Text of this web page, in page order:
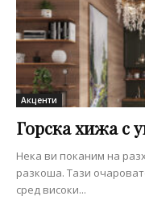
Акценти
Горска хижа с
Нека ви поканим на
разкоша. Тази
сред високи...